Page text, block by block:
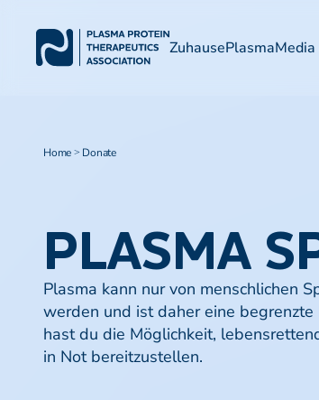
ZuhausePlasmaMedia
Home > Donate
PLASMA
Plasma kann nur von menschlichen
werden und ist daher eine begrenzte
hast du die Möglichkeit,
in Not bereitzustellen.